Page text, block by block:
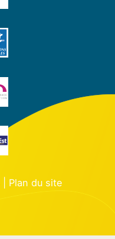
Plan du site